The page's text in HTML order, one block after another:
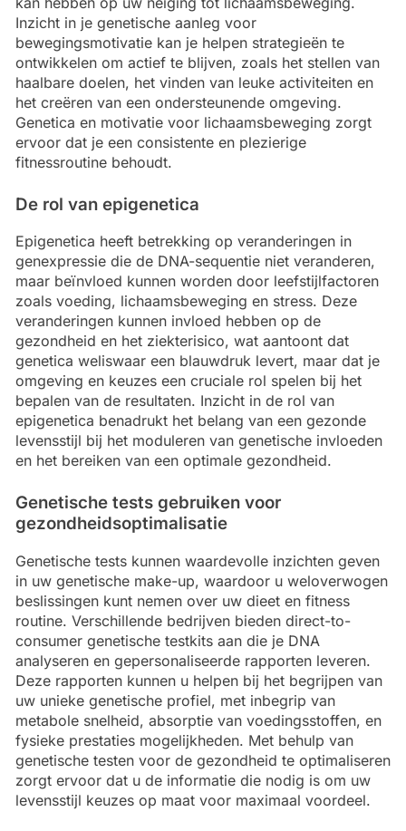
Inzicht in je genetische aanleg voor
bewegingsmotivatie kan je helpen strategieën te
ontwikkelen om actief te blijven, zoals het stellen van
haalbare doelen, het vinden van leuke activiteiten en
het creëren van een ondersteunende omgeving.
Genetica en motivatie voor lichaamsbeweging zorgt
ervoor dat je een consistente en plezierige
fitnessroutine behoudt.
De rol van epigenetica
Epigenetica heeft betrekking op veranderingen in
genexpressie die de DNA-sequentie niet veranderen,
maar beïnvloed kunnen worden door leefstijlfactoren
zoals voeding, lichaamsbeweging en stress. Deze
veranderingen kunnen invloed hebben op de
gezondheid en het ziekterisico, wat aantoont dat
genetica weliswaar een blauwdruk levert, maar dat je
omgeving en keuzes een cruciale rol spelen bij het
bepalen van de resultaten. Inzicht in de rol van
epigenetica benadrukt het belang van een gezonde
levensstijl bij het moduleren van genetische invloeden
en het bereiken van een optimale gezondheid.
Genetische tests gebruiken voor
gezondheidsoptimalisatie
Genetische tests kunnen waardevolle inzichten geven
in uw genetische make-up, waardoor u weloverwogen
beslissingen kunt nemen over uw dieet en fitness
routine. Verschillende bedrijven bieden direct-to-
consumer genetische testkits aan die je DNA
analyseren en gepersonaliseerde rapporten leveren.
Deze rapporten kunnen u helpen bij het begrijpen van
uw unieke genetische profiel, met inbegrip van
metabole snelheid, absorptie van voedingsstoffen, en
fysieke prestaties mogelijkheden. Met behulp van
genetische testen voor de gezondheid te optimaliseren
zorgt ervoor dat u de informatie die nodig is om uw
levensstijl keuzes op maat voor maximaal voordeel.